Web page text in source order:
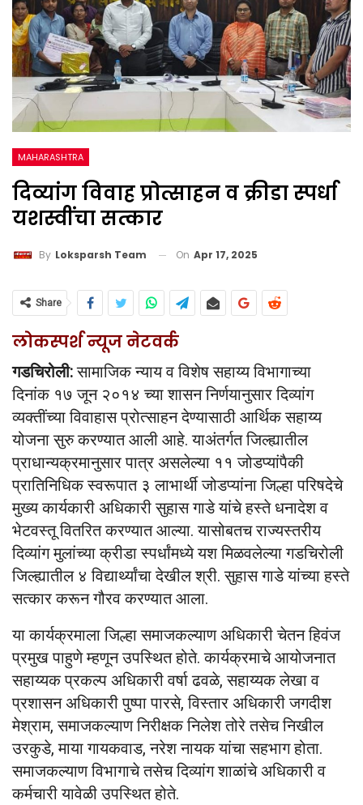
MAHARASHTRA
दिव्यांग विवाह प्रोत्साहन व क्रीडा स्पर्धा
यशस्वींचा सत्कार
By Loksparsh Team On Apr 17, 2025
Share
लोकस्पर्श न्यूज नेटवर्क
गडचिरोली:सामाजिक न्याय व विशेष सहाय्य विभागाच्या
दिनांक १७ जून २०१४ च्या शासन निर्णयानुसार दिव्यांग
व्यक्तींच्या विवाहास प्रोत्साहन देण्यासाठी आर्थिक सहाय्य
योजना सुरु करण्यात आली आहे. याअंतर्गत जिल्ह्यातील
प्राधान्यक्रमानुसार पात्र असलेल्या ११ जोडप्यांपैकी
प्रातिनिधिक स्वरूपात ३ लाभार्थी जोडप्यांना जिल्हा परिषदेचे
मुख्य कार्यकारी अधिकारी सुहास गाडे यांचे हस्ते धनादेश व
भेटवस्तू वितरित करण्यात आल्या. यासोबतच राज्यस्तरीय
दिव्यांग मुलांच्या क्रीडा स्पर्धांमध्ये यश मिळवलेल्या गडचिरोली
जिल्ह्यातील ४ विद्यार्थ्यांचा देखील श्री. सुहास गाडे यांच्या हस्ते
सत्कार करून गौरव करण्यात आला.
या कार्यक्रमाला जिल्हा समाजकल्याण अधिकारी चेतन हिवंज
प्रमुख पाहुणे म्हणून उपस्थित होते. कार्यक्रमाचे आयोजनात
सहाय्यक प्रकल्प अधिकारी वर्षा ढवळे, सहाय्यक लेखा व
प्रशासन अधिकारी पुष्पा पारसे, विस्तार अधिकारी जगदीश
मेश्राम, समाजकल्याण निरीक्षक निलेश तोरे तसेच निखील
उरकुडे, माया गायकवाड, नरेश नायक यांचा सहभाग होता.
समाजकल्याण विभागाचे तसेच दिव्यांग शाळांचे अधिकारी व
कर्मचारी यावेळी उपस्थित होते.